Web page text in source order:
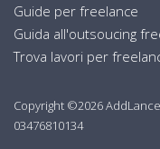
Guide per freelance
Guida all'outsoucing
Trova lavori per
Copyright ©2026
03476810134